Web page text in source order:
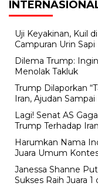
Uji Keyakinan, Kuil
Campuran Urin Sapi
Dilema Trump:
Menolak Takluk
Trump Dilaporkan
Iran, Ajudan
Lagi! Senat AS
Trump Terhadap Iran
Harumkan Nama
Juara Umum
Janessa Shanne
Sukses Raih Juara